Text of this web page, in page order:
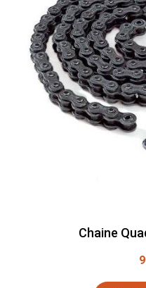
Chaine